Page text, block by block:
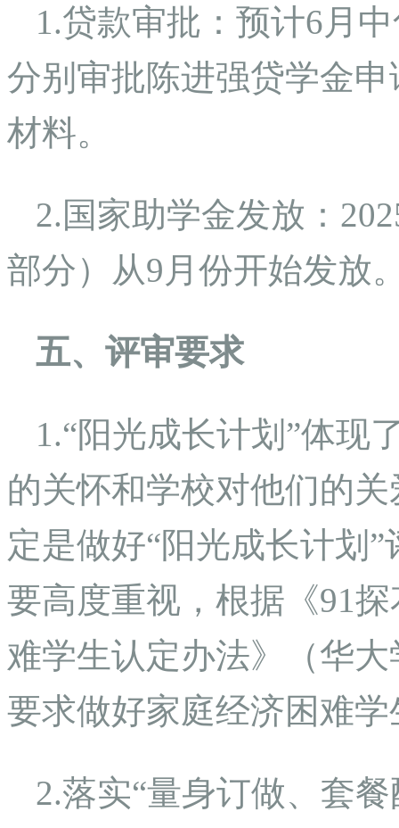
1.贷款审批：预计6月
分别审批陈进强贷学金
材料。
2.国家助学金发放：
部分）从9月份开始发放
五、评审要求
1.“阳光成长计划”体现
的关怀和学校对他们的
定是做好“阳光成长计划
要高度重视，根据《91
难学生认定办法》（华
要求做好家庭经济困难
2.落实“量身订做、套